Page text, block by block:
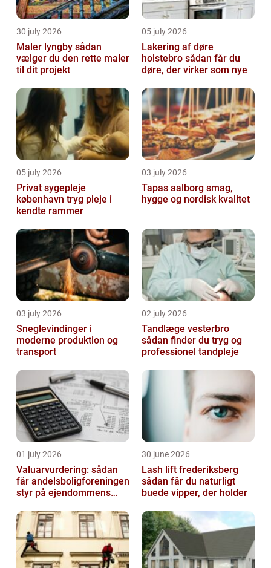
30 july 2026
Maler lyngby sådan
vælger du den rette maler
til dit projekt
05 july 2026
Lakering af døre
holstebro sådan får du
døre, der virker som nye
05 july 2026
Privat sygepleje
københavn tryg pleje i
kendte rammer
03 july 2026
Tapas aalborg smag,
hygge og nordisk kvalitet
03 july 2026
Sneglevindinger i
moderne produktion og
transport
02 july 2026
Tandlæge vesterbro
sådan finder du tryg og
professionel tandpleje
01 july 2026
Valuarvurdering: sådan
får andelsboligforeningen
styr på ejendommens
30 june 2026
Lash lift frederiksberg
sådan får du naturligt
buede vipper, der holder